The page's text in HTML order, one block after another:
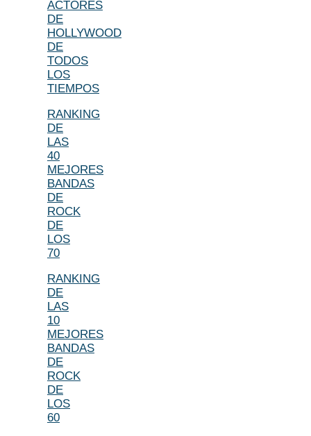
ACTORES
DE
HOLLYWOOD
DE
TODOS
LOS
TIEMPOS
RANKING
DE
LAS
40
MEJORES
BANDAS
DE
ROCK
DE
LOS
70
RANKING
DE
LAS
10
MEJORES
BANDAS
DE
ROCK
DE
LOS
60